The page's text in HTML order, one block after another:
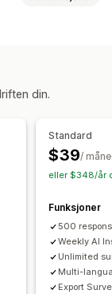
din.
Standard
$39/
eller $348/år
Funksjoner
500
Weekly AI
Unlimited
Multi-
Export